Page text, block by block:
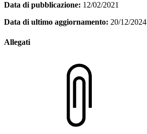
Data di pubblicazione: 12/02/2021
Data di ultimo aggiornamento: 20/12/2024
Allegati